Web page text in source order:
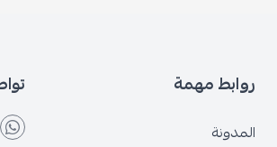
روابط مهمة
المدونة